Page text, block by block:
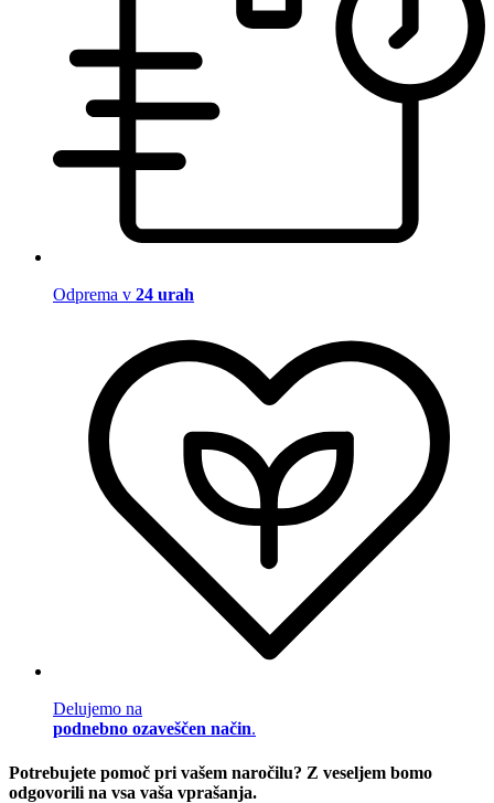
Odprema v 24 urah
Delujemo na
podnebno ozaveščen način.
Potrebujete pomoč pri vašem naročilu? Z veseljem bomo
odgovorili na vsa vaša vprašanja.